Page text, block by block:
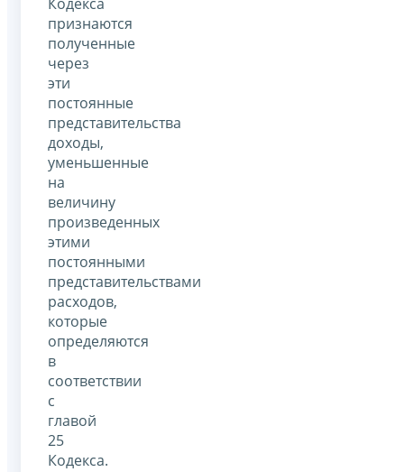
признаются
полученные
через
эти
постоянные
представительства
доходы,
уменьшенные
на
величину
произведенных
этими
постоянными
представительствами
расходов,
которые
определяются
в
соответствии
с
главой
25
Кодекса.